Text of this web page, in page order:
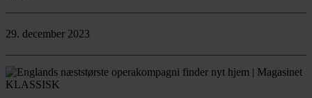
29. december 2023